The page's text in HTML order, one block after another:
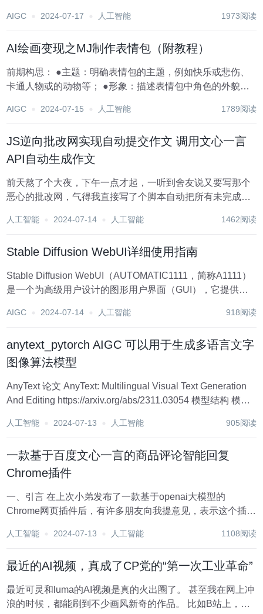
录一下。 目前基本上运行正常，只是内存稍微小了点，把质
AIGC 2024-07-17 人工智能 1973阅读
AI绘画变现之MJ制作表情包（附教程）
前期构思： ●主题：明确表情包的主题，例如快乐或悲伤、
卡通人物或的动物等； ●形象：描述表情包中角色的外貌特
表情和动作，例如微笑、大笑、哭泣、生气、难过、眨眼
AIGC 2024-07-15 人工智能 1789阅读
JS逆向批改网实现自动提交作文 调用文心一言
API自动生成作文
前天熬了个大夜，下午一点才起，一听到舍友说又要写那个
恶心的批改网，气得我直接写了个脚本自动把所有未完成的
理 清空网站的所有本地存储，会话存储和cookies，并刷新
人工智能 2024-07-14 人工智能 1462阅读
Stable Diffusion WebUI详细使用指南
Stable Diffusion WebUI（AUTOMATIC1111，简称A1111）
是一个为高级用户设计的图形用户界面（GUI），它提供了
由于其强大的功能和社区的活跃参与，A1111成为了Stabl...
AIGC 2024-07-14 人工智能 918阅读
anytext_pytorch AIGC 可以用于生成多语言文字
图像算法模型
AnyText 论文 AnyText: Multilingual Visual Text Generation
And Editing https://arxiv.org/abs/2311.03054 模型结构 模型
人工智能 2024-07-13 人工智能 905阅读
一款基于百度文心一言的商品评论智能回复
Chrome插件
一、引言 在上次小弟发布了一款基于openai大模型的
Chrome网页插件后，有许多朋友向我提意见，表示这个插件
了两个通宵，完成了一款基于百度文心一言大模型的网页插
人工智能 2024-07-13 人工智能 1108阅读
最近的AI视频，真成了CP党的“第一次工业革命”
最近可灵和luma的AI视频是真的火出圈了。 甚至我在网上冲
浪的时候，都能刷到不少画风新奇的作品。 比如B站上，你